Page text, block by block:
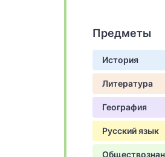
Предметы
История
Литература
География
Русский язык